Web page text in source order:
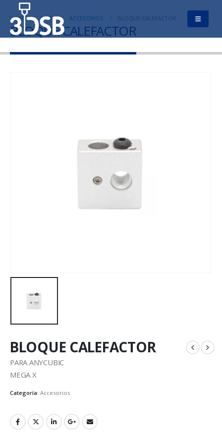
HOME SHOP ACCESORIOS BLOQUE CALEFACTOR
BLOQUE CALEFACTOR
BLOQUE CALEFACTOR
PARA ANYCUBIC
MEGA X
Categoría: Accesorios